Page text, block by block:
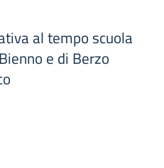
al tempo scuola
e di Berzo